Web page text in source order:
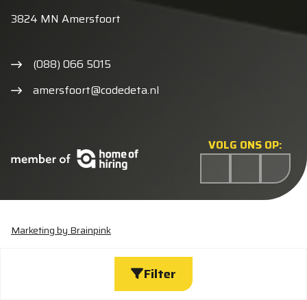
Filter
VOLG ONS OP:
3824 MN Amersfoort
(088) 066 5015
amersfoort@codedeta.nl
Algemene voorwaarden
Privacyverklaring
Marketing by Brainpink